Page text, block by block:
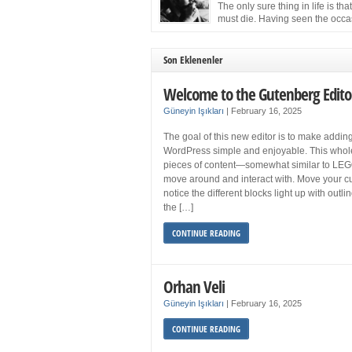
and still feel fatigued when your […]
The only sure thing in life is that
must die. Having seen the
the Cuban Revolution would succumb to that
Son Eklenenler
Welcome to the Gutenberg
Güneyin Işıkları February 16, 2025
The goal of this new editor is to make
WordPress simple and enjoyable. This
pieces of content—somewhat similar to
move around and interact with. Move your
notice the different blocks light up with
the […]
CONTINUE READING
Orhan Veli
Güneyin Işıkları February 16, 2025
CONTINUE READING